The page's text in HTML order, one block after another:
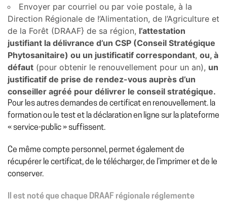
Envoyer par courriel ou par voie postale, à la
Direction Régionale de !’Alimentation, de l’Agriculture et
de la Forêt (DRAAF} de sa région, l’attestation
justifiant la délivrance d’un CSP (Conseil Stratégique
Phytosanitaire) ou un justificatif correspondant, ou, à
défaut (pour obtenir le renouvellement pour un an), un
justificatif de prise de rendez-vous auprès d’un
conseiller agréé pour délivrer le conseil stratégique.
Pour les autres demandes de certificat en renouvellement. la
formation ou le test et la déclaration en ligne sur la plateforme
« service-public » suffissent.
Ce même compte personnel, permet également de
récupérer le certificat, de le télécharger, de l’imprimer et de le
conserver.
Il est noté que chaque DRAAF régionale réglemente